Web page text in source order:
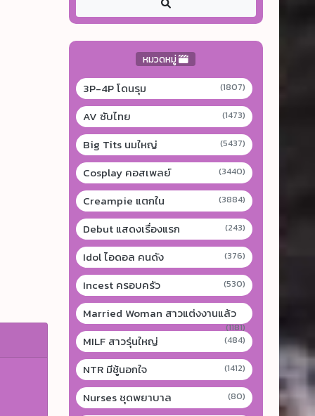
หมวดหมู่
3P-4P โดนรุม (1807)
AV ซับไทย (1473)
Big Tits นมใหญ่ (5437)
Cosplay คอสเพลย์ (3440)
Creampie แตกใน (3884)
Debut แสดงเรื่องแรก (243)
Idol ไอดอล คนดัง (376)
Incest ครอบครัว (530)
Married Woman สาวแต่งงานแล้ว
(1181)
MILF สาวรุ่นใหญ่ (484)
NTR มีชู้นอกใจ (1412)
Nurses ชุดพยาบาล (80)